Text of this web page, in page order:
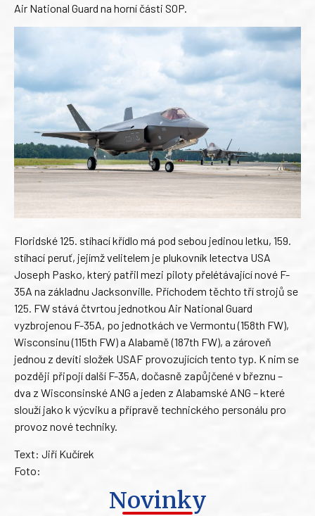
Air National Guard na horní části SOP.
Floridské 125. stíhací křídlo má pod sebou jedinou letku, 159.
stíhací peruť, jejímž velitelem je plukovník letectva USA
Joseph Pasko, který patřil mezi piloty přelétávající nové F-
35A na základnu Jacksonville. Příchodem těchto tří strojů se
125. FW stává čtvrtou jednotkou Air National Guard
vyzbrojenou F-35A, po jednotkách ve Vermontu (158th FW),
Wisconsinu (115th FW) a Alabamě (187th FW), a zároveň
jednou z devíti složek USAF provozujících tento typ. K nim se
později připojí další F-35A, dočasně zapůjčené v březnu –
dva z Wisconsinské ANG a jeden z Alabamské ANG – které
slouží jako k výcviku a přípravě technického personálu pro
provoz nové techniky.
Text: Jiří Kučírek
Foto:
Novinky